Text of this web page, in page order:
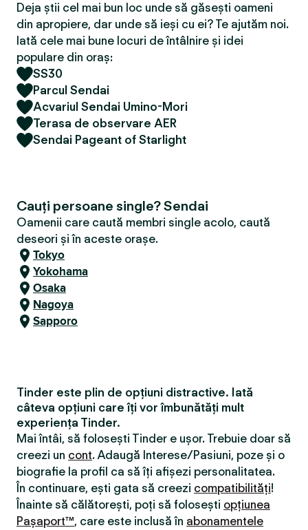
Deja știi cel mai bun loc unde să găsești oameni
din apropiere, dar unde să ieși cu ei? Te ajutăm noi.
Iată cele mai bune locuri de întâlnire și idei
populare din oraș:
SS30
Parcul Sendai
Acvariul Sendai Umino-Mori
Terasa de observare AER
Sendai Pageant of Starlight
Cauți persoane single? Sendai
Oamenii care caută membri single acolo, caută
deseori și în aceste orașe.
Tokyo
Yokohama
Osaka
Nagoya
Sapporo
Tinder este plin de opțiuni distractive. Iată
câteva opțiuni care îți vor îmbunătăți mult
experiența Tinder.
Mai întâi, să folosești Tinder e ușor. Trebuie doar să
creezi un cont. Adaugă Interese/Pasiuni, poze și o
biografie la profil ca să îți afișezi personalitatea.
În continuare, ești gata să creezi compatibilităţi!
Înainte să călătorești, poți să folosești opțiunea
Pașaport™, care este inclusă în abonamentele